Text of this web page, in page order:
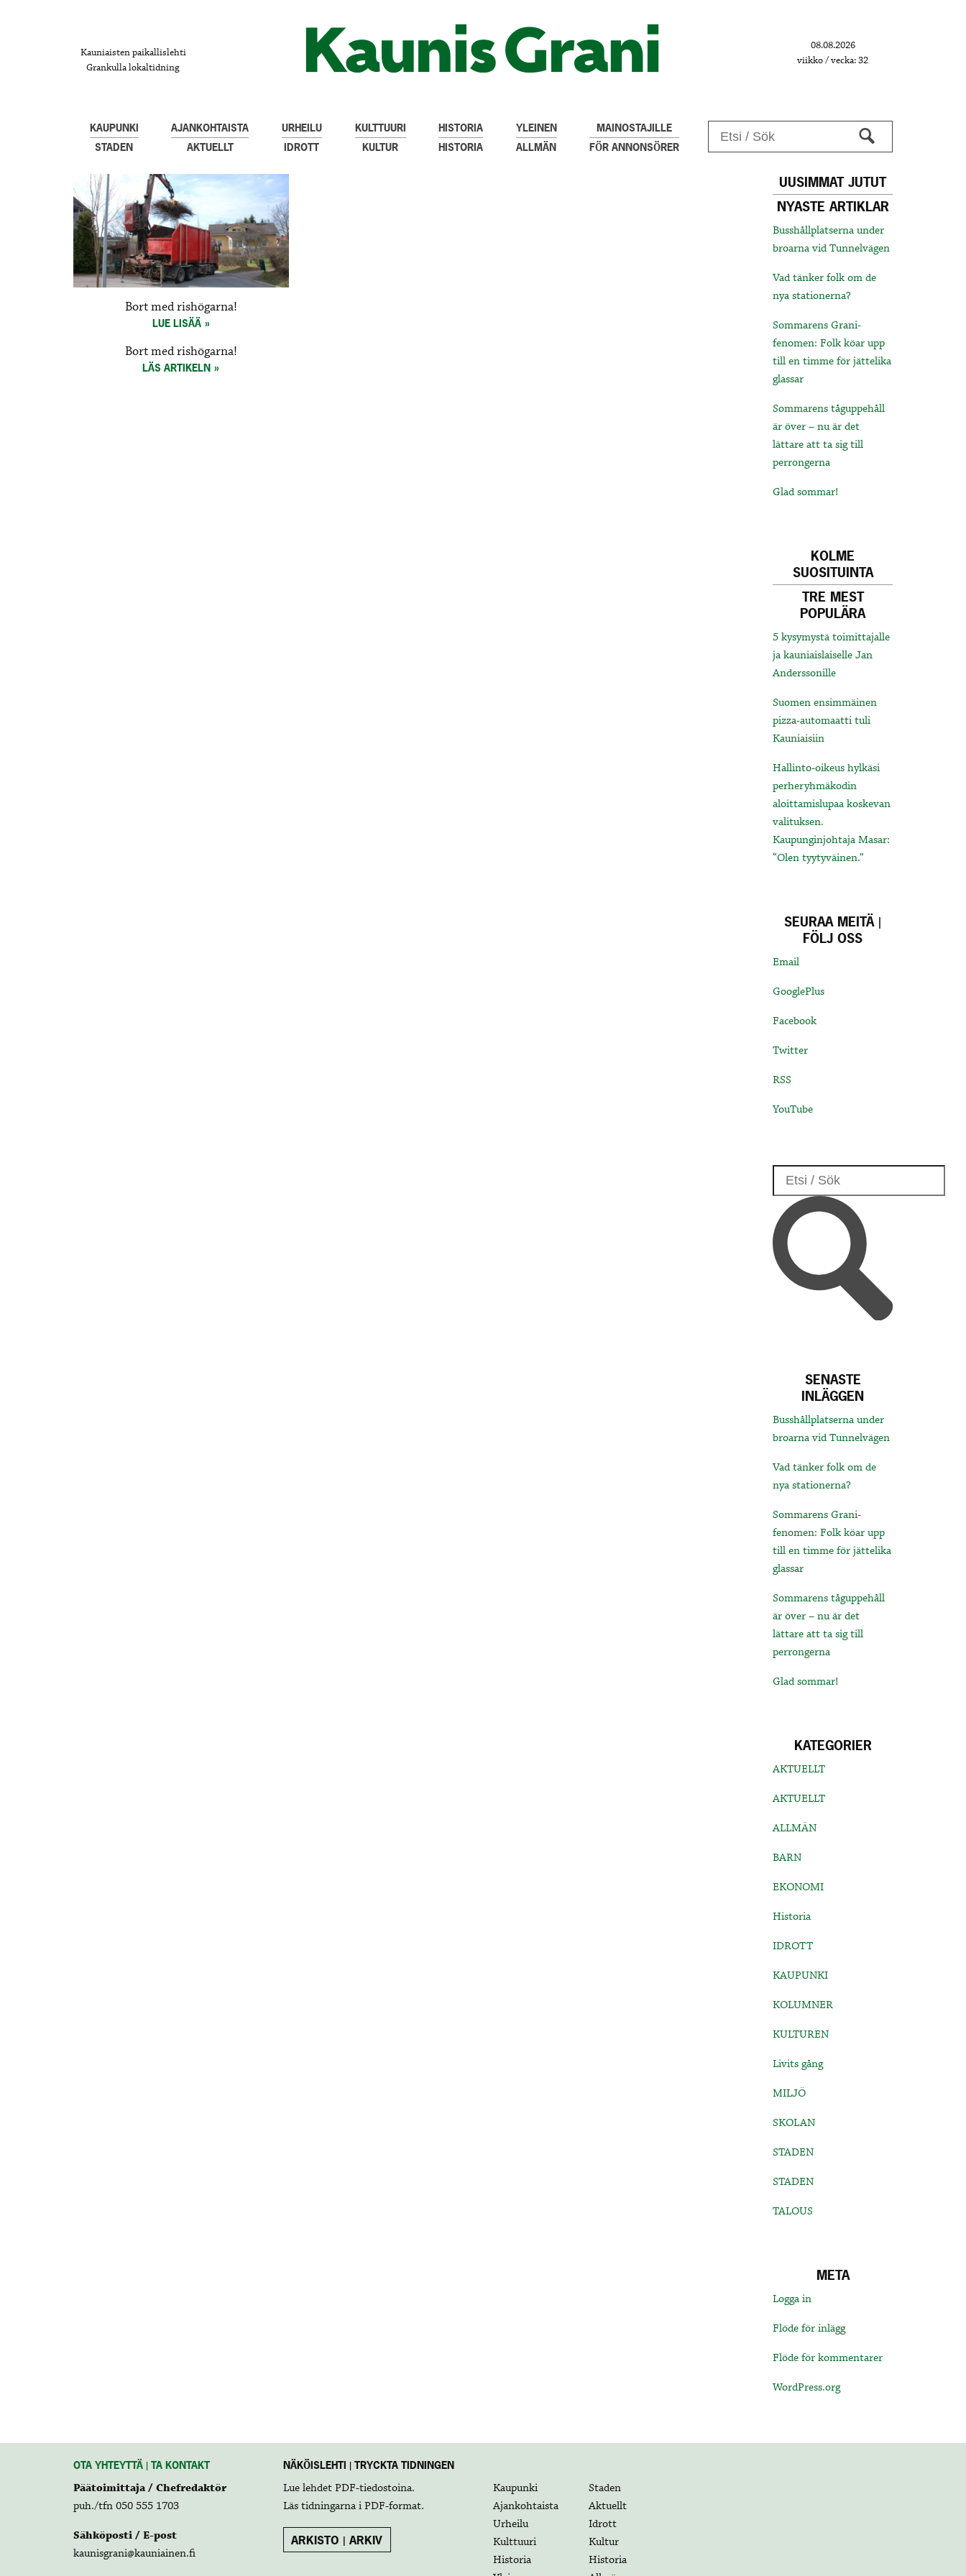
Kauniaisten paikallislehti
Grankulla lokaltidning
08.08.2026
viikko / vecka: 32
KAUPUNKI
STADEN
AJANKOHTAISTA
AKTUELLT
URHEILU
IDROTT
KULTTUURI
KULTUR
HISTORIA
HISTORIA
YLEINEN
ALLMÄN
MAINOSTAJILLE
FÖR ANNONSÖRER
Bort med rishögarna!
LUE LISÄÄ
Bort med rishögarna!
LÄS ARTIKELN
UUSIMMAT JUTUT
NYASTE ARTIKLAR
Busshållplatserna under
broarna vid Tunnelvägen
Vad tänker folk om de
nya stationerna?
Sommarens Grani-
fenomen: Folk köar upp
till en timme för jättelika
glassar
Sommarens tåguppehåll
är över – nu är det
lättare att ta sig till
perrongerna
Glad sommar!
KOLME
SUOSITUINTA
TRE MEST
POPULÄRA
5 kysymystä toimittajalle
ja kauniaislaiselle Jan
Anderssonille
Suomen ensimmäinen
pizza-automaatti tuli
Kauniaisiin
Hallinto-oikeus hylkäsi
perheryhmäkodin
aloittamislupaa koskevan
valituksen.
Kaupunginjohtaja Masar:
“Olen tyytyväinen.”
SEURAA MEITÄ |
FÖLJ OSS
Email
GooglePlus
Facebook
Twitter
RSS
YouTube
SENASTE
INLÄGGEN
Busshållplatserna under
broarna vid Tunnelvägen
Vad tänker folk om de
nya stationerna?
Sommarens Grani-
fenomen: Folk köar upp
till en timme för jättelika
glassar
Sommarens tåguppehåll
är över – nu är det
lättare att ta sig till
perrongerna
Glad sommar!
KATEGORIER
AKTUELLT
AKTUELLT
ALLMÄN
BARN
EKONOMI
Historia
IDROTT
KAUPUNKI
KOLUMNER
KULTUREN
Livits gång
MILJÖ
SKOLAN
STADEN
STADEN
TALOUS
META
Logga in
Flöde för inlägg
Flöde för kommentarer
WordPress.org
OTA YHTEYTTÄ | TA KONTAKT
Päätoimittaja / Chefredaktör
puh./tfn 050 555 1703
Sähköposti / E-post
kaunisgrani@kauniainen.fi
NÄKÖISLEHTI | TRYCKTA TIDNINGEN
Lue lehdet PDF-tiedostoina.
Läs tidningarna i PDF-format.
ARKISTO | ARKIV
Kaupunki
Staden
Ajankohtaista
Aktuellt
Urheilu
Idrott
Kulttuuri
Kultur
Historia
Historia